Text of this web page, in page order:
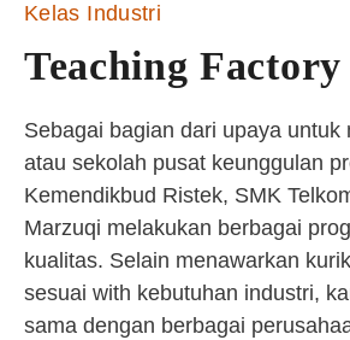
Kelas Industri
Teaching Factory
Sebagai bagian dari upaya untuk
atau sekolah pusat keunggulan
Kemendikbud Ristek, SMK
Marzuqi melakukan berbagai
kualitas. Selain menawarkan
sesuai with kebutuhan industri,
sama dengan berbagai